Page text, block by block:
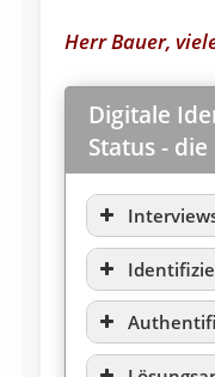
Herr Bauer,
Digitale
Status -
Frank S.
der WebID)
„Ich würde
eingehen,
Online